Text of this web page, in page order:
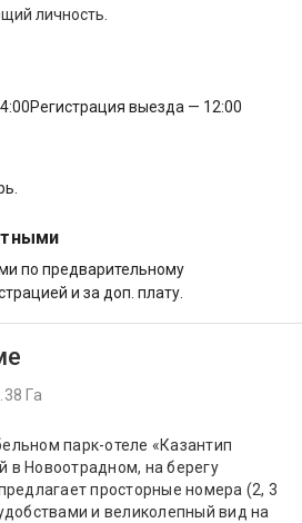
личность.
Регистрация выезда — 12:00
по предварительному
и за доп. плату.
Га
парк-отеле «Казантип
в Новоотрадном, на берегу
просторные номера (2, 3
и великолепный вид на